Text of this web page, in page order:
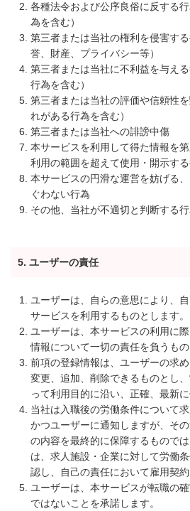
各種法令および公序良俗に反する
為を含む）
第三者または当社の権利を侵害す
誉、財産、プライバシー等）
第三者または当社に不利益を与え
行為を含む）
第三者または当社の評価や信頼性
れがある行為を含む）
第三者または当社への誹謗中傷
本サービスを利用して得た情報を
利用の範囲を超えて使用・開示す
本サービスの円滑な運営を妨げる
ぐわない行為
その他、当社が不適切と判断する
5. ユーザーの責任
ユーザーは、自らの意思により、
サービスを利用するものとします。
ユーザーは、本サービスの利用に
情報について一切の責任を負うもの
前項の登録情報は、ユーザーの求
変更、追加、削除できるものとし
って利用目的に沿い、正確、最新に
当社は入職後の労働条件について
かつユーザーに通知しますが、そ
の内容を最終的に保障するもので
は、求人施設・企業に対して労働
認し、自己の責任において雇用契約
ユーザーは、本サービスが転職の
ではないことを承諾します。